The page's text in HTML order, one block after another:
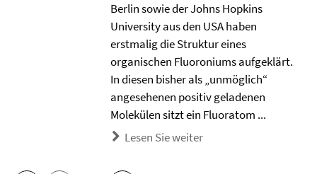
Berlin sowie der Johns Hopkins
University aus den USA haben
erstmalig die Struktur eines
organischen Fluoroniums aufgeklärt.
In diesen bisher als „unmöglich“
angesehenen positiv geladenen
Molekülen sitzt ein Fluoratom ...
Lesen Sie weiter